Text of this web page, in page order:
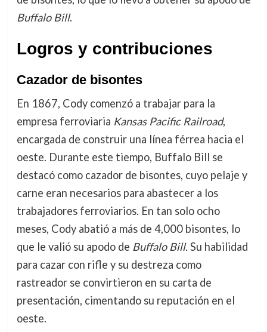
Buffalo Bill.
Logros y contribuciones
Cazador de bisontes
En 1867, Cody comenzó a trabajar para la
empresa ferroviaria Kansas Pacific Railroad,
encargada de construir una línea férrea hacia el
oeste. Durante este tiempo, Buffalo Bill se
destacó como cazador de bisontes, cuyo pelaje y
carne eran necesarios para abastecer a los
trabajadores ferroviarios. En tan solo ocho
meses, Cody abatió a más de 4,000 bisontes, lo
que le valió su apodo de Buffalo Bill. Su habilidad
para cazar con rifle y su destreza como
rastreador se convirtieron en su carta de
presentación, cimentando su reputación en el
oeste.